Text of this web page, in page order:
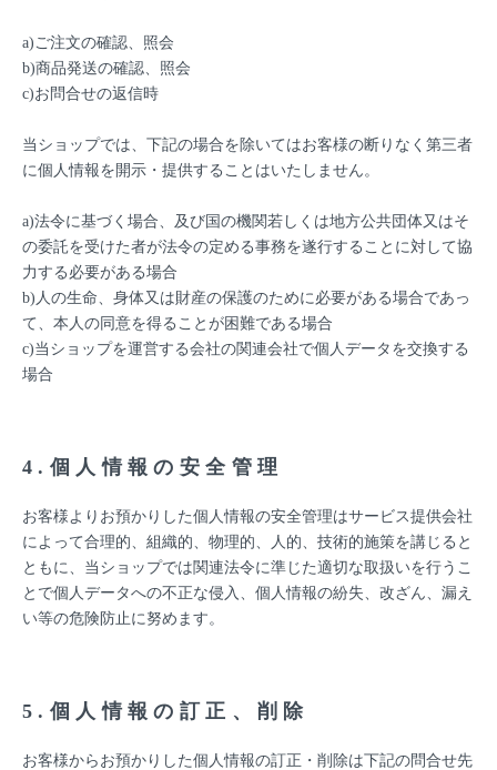
a)ご注文の確認、照会
b)商品発送の確認、照会
c)お問合せの返信時
当ショップでは、下記の場合を除いてはお客様の断りなく第三者
に個人情報を開示・提供することはいたしません。
a)法令に基づく場合、及び国の機関若しくは地方公共団体又はそ
の委託を受けた者が法令の定める事務を遂行することに対して協
力する必要がある場合
b)人の生命、身体又は財産の保護のために必要がある場合であっ
て、本人の同意を得ることが困難である場合
c)当ショップを運営する会社の関連会社で個人データを交換する
場合
4.個人情報の安全管理
お客様よりお預かりした個人情報の安全管理はサービス提供会社
によって合理的、組織的、物理的、人的、技術的施策を講じると
ともに、当ショップでは関連法令に準じた適切な取扱いを行うこ
とで個人データへの不正な侵入、個人情報の紛失、改ざん、漏え
い等の危険防止に努めます。
5.個人情報の訂正、削除
お客様からお預かりした個人情報の訂正・削除は下記の問合せ先